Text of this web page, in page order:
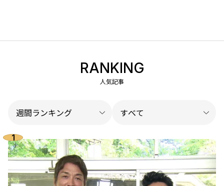
RANKING
人気記事